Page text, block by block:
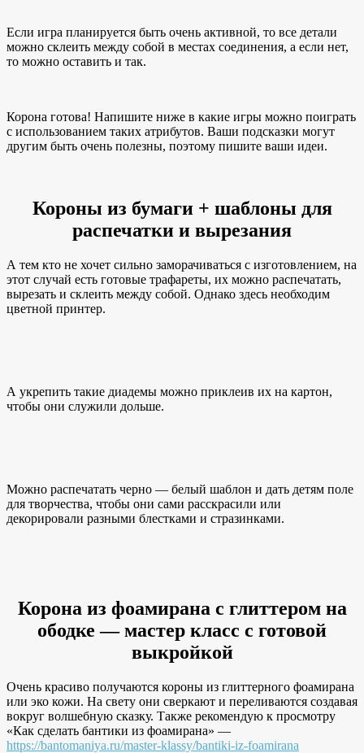
Если игра планируется быть очень активной, то все детали
можно склеить между собой в местах соединения, а если нет,
то можно оставить и так.
Корона готова! Напишите ниже в какие игры можно поиграть
с использованием таких атрибутов. Ваши подсказки могут
другим быть очень полезны, поэтому пишите ваши идеи.
Короны из бумаги + шаблоны для
распечатки и вырезания
А тем кто не хочет сильно заморачиваться с изготовлением, на
этот случай есть готовые трафареты, их можно распечатать,
вырезать и склеить между собой. Однако здесь необходим
цветной принтер.
А укрепить такие диадемы можно приклеив их на картон,
чтобы они служили дольше.
Можно распечатать черно — белый шаблон и дать детям поле
для творчества, чтобы они сами расскрасили или
декорировали разными блестками и стразинками.
Корона из фоамирана с глиттером на
ободке — мастер класс с готовой
выкройкой
Очень красиво получаются короны из глиттерного фоамирана
или эко кожи. На свету они сверкают и переливаются создавая
вокруг волшебную сказку. Также рекомендую к просмотру
«Как сделать бантики из фоамирана» —
https://bantomaniya.ru/master-klassy/bantiki-iz-foamirana